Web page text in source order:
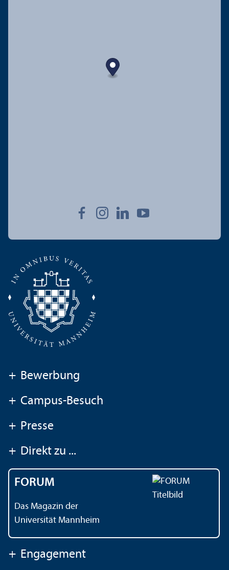
+ Bewerbung
+ Campus-Besuch
+ Presse
+ Direkt zu ...
FORUM
Das Magazin der
Universität Mannheim
+ Engagement